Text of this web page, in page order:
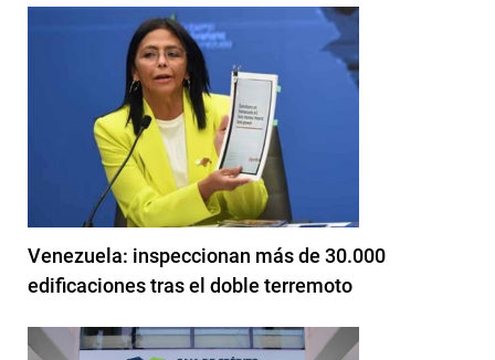
Venezuela: inspeccionan más de 30.000
edificaciones tras el doble terremoto